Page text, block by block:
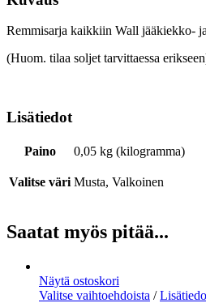
Remmisarja kaikkiin Wall jääkiekko-
(Huom. tilaa soljet tarvittaessa
Lisätiedot
Paino 0,05 kg (kilogramma)
Valitse väri Musta, Valkoinen
Saatat myös pitää...
Näytä ostoskori
Valitse vaihtoehdoista /